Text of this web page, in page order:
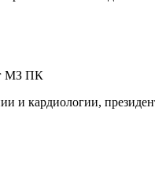
МЗ ПК
и кардиологии,